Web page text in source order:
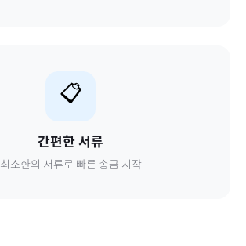
📋
간편한 서류
최소한의 서류로 빠른 송금 시작